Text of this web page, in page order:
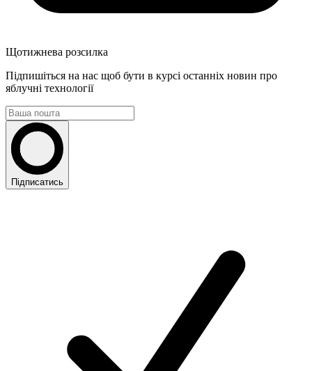
Щотижнева розсилка
Підпишіться на нас щоб бути в курсі останніх новин про
яблучні технології
Підписатись